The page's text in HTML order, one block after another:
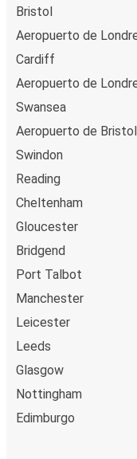
Bristol
Aeropuerto de
Cardiff
Aeropuerto de
Swansea
Aeropuerto de Bristol
Swindon
Reading
Cheltenham
Gloucester
Bridgend
Port Talbot
Manchester
Leicester
Leeds
Glasgow
Nottingham
Edimburgo